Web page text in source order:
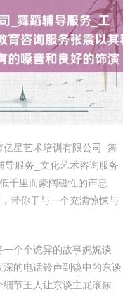
星艺术培训有限公司_舞
导服务_文化艺术咨询服务
千里而豪阔磁性的声息
带你干与一个充满惊悚与
个个诡异的故事娓娓谈
的电话铃声到镜中的东谈
细节王人让东谈主屁滚尿